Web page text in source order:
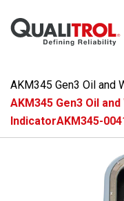
AKM345 Gen3 Oil and
AKM345 Gen3 Oil
IndicatorAKM345-